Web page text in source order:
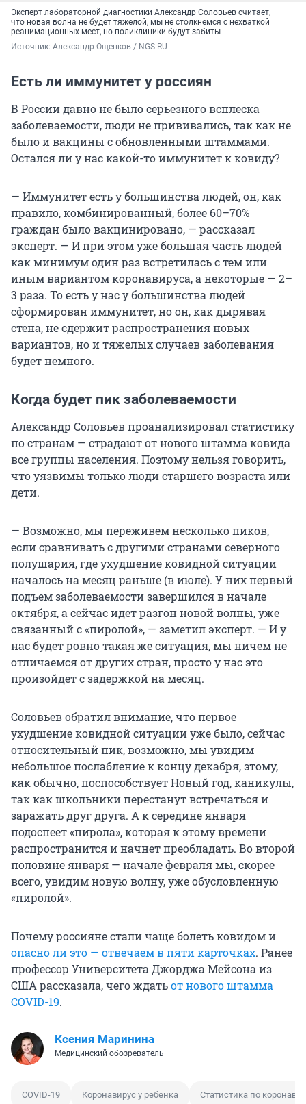
Эксперт лабораторной диагностики Александр Соловьев считает,
что новая волна не будет тяжелой, мы не столкнемся с нехваткой
реанимационных мест, но поликлиники будут забиты
Источник: Александр Ощепков / NGS.RU
Есть ли иммунитет у россиян
В России давно не было серьезного всплеска
заболеваемости, люди не прививались, так как не
было и вакцины с обновленными штаммами.
Остался ли у нас какой-то иммунитет к ковиду?
— Иммунитет есть у большинства людей, он, как
правило, комбинированный, более 60–70%
граждан было вакцинировано, — рассказал
эксперт. — И при этом уже большая часть людей
как минимум один раз встретилась с тем или
иным вариантом коронавируса, а некоторые — 2–
3 раза. То есть у нас у большинства людей
сформирован иммунитет, но он, как дырявая
стена, не сдержит распространения новых
вариантов, но и тяжелых случаев заболевания
будет немного.
Когда будет пик заболеваемости
Александр Соловьев проанализировал статистику
по странам — страдают от нового штамма ковида
все группы населения. Поэтому нельзя говорить,
что уязвимы только люди старшего возраста или
дети.
— Возможно, мы переживем несколько пиков,
если сравнивать с другими странами северного
полушария, где ухудшение ковидной ситуации
началось на месяц раньше (в июле). У них первый
подъем заболеваемости завершился в начале
октября, а сейчас идет разгон новой волны, уже
связанный с «пиролой», — заметил эксперт. — И у
нас будет ровно такая же ситуация, мы ничем не
отличаемся от других стран, просто у нас это
произойдет с задержкой на месяц.
Соловьев обратил внимание, что первое
ухудшение ковидной ситуации уже было, сейчас
относительный пик, возможно, мы увидим
небольшое послабление к концу декабря, этому,
как обычно, поспособствует Новый год, каникулы,
так как школьники перестанут встречаться и
заражать друг друга. А к середине января
подоспеет «пирола», которая к этому времени
распространится и начнет преобладать. Во второй
половине января — начале февраля мы, скорее
всего, увидим новую волну, уже обусловленную
«пиролой».
Почему россияне стали чаще болеть ковидом и
опасно ли это — отвечаем в пяти карточках. Ранее
профессор Университета Джорджа Мейсона из
США рассказала, чего ждатьот нового штамма
COVID-19.
Ксения Маринина
Медицинский обозреватель
COVID-19 Коронавирус у ребенка Статистика по